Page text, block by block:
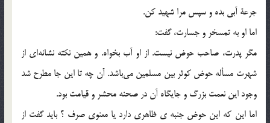
جرعة آبي بده و سپس مرا شهيد كن.
اما او به تمسخر و جسارت، ‌گفت:
مگر پدرت، صاحب حوض نيست. از او آب بخواه. و همين نكته نشانه‌اي از
شهرت مسأله حوض كوثر بين مسلمين مي‌باشد. آن چه تا اين جا مطرح شد
وجود اين نعمت بزرگ و جايگاه آن در صحنه محشر و قيامت بود.
اما اين که اين حوض جنبه ي ظاهري دارد يا معنوي صرف ؟ بايد گفت از